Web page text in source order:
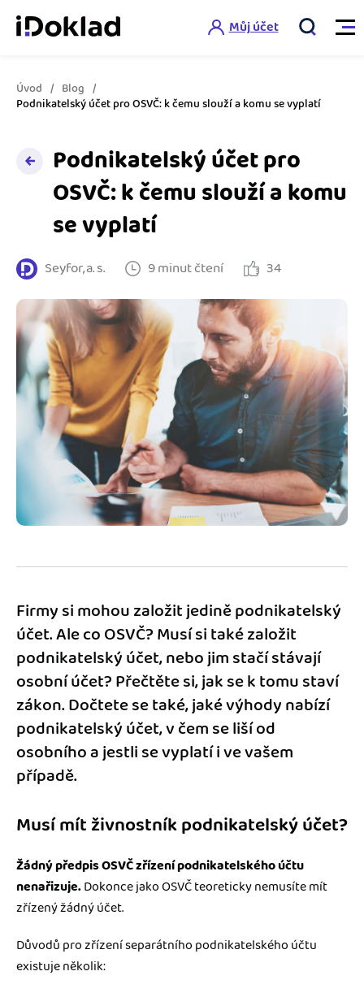
Vlastnosti
Správa kontaktů
Hlídání cashflow
Spolupráce s účetní
Výkazy pro úřady
Propojení na další systémy
Spřátelené účetní
Katalog doplňků
Ceník
Jak začít podnikat
Jak se vyznat ve fakturaci
Blog
mini akademie
Fakturační poradna
Šablony faktur
Šablona pro plátce DPH
Šablona pro neplátce DPHRegistrovat ZDARMA
Můj účet
Úvod
Blog
Podnikatelský účet pro OSVČ: k čemu slouží a komu se vyplatí
Podnikatelský účet pro
OSVČ: k čemu slouží a komu
se vyplatí
Seyfor, a. s. 9 minut čtení 34
Firmy si mohou založit jedině podnikatelský
účet. Ale co OSVČ? Musí si také založit
podnikatelský účet, nebo jim stačí stávají
osobní účet? Přečtěte si, jak se k tomu staví
zákon. Dočtete se také, jaké výhody nabízí
podnikatelský účet, v čem se liší od
osobního a jestli se vyplatí i ve vašem
případě.
Musí mít živnostník podnikatelský účet?
Žádný předpis OSVČ zřízení podnikatelského účtu
nenařizuje.Dokonce jako OSVČ teoreticky nemusíte mít
zřízený žádný účet.
Důvodů pro zřízení separátního podnikatelského účtu
existuje několik: